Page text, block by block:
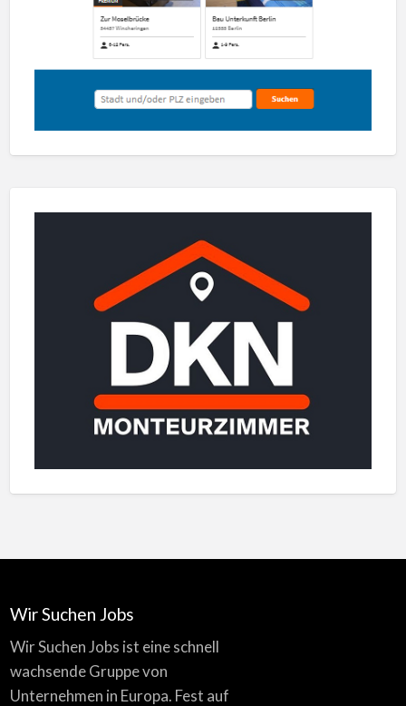
Wir Suchen Jobs
Wir Suchen Jobs ist eine schnell
wachsende Gruppe von
Unternehmen in Europa. Fest auf